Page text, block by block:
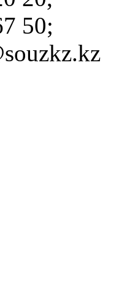
50;